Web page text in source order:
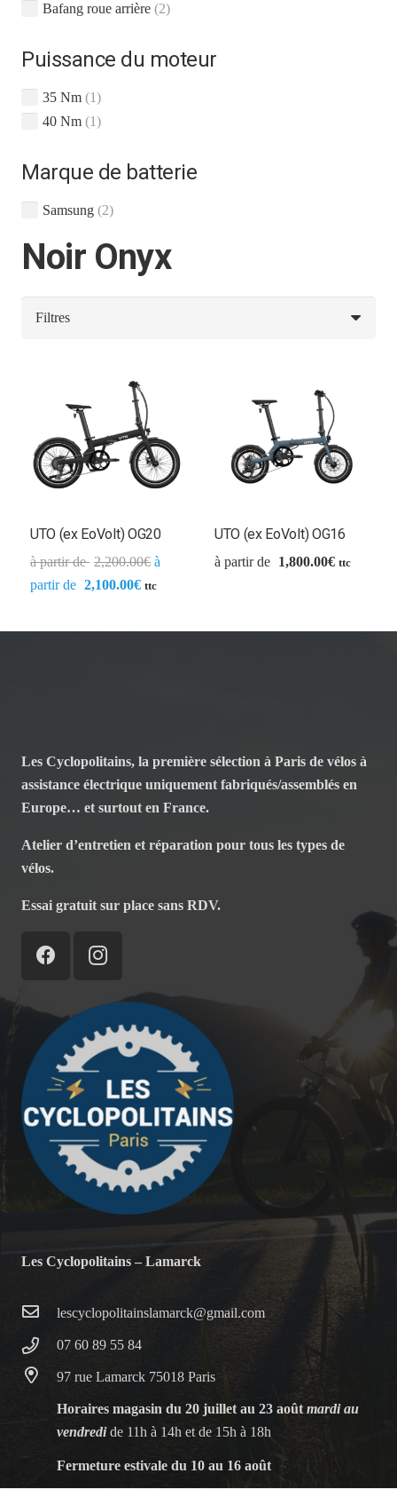
Noir Onyx
UTO (ex EoVolt) OG20
2,200.00€
2,100.00€ ttc
UTO (ex EoVolt) OG16
1,800.00€ ttc
Bafang roue arrière (2)
Puissance du moteur
35 Nm (1)
40 Nm (1)
Marque de batterie
Samsung (2)
Les Cyclopolitains, la première sélection à Paris de vélos à
assistance électrique uniquement fabriqués/assemblés en
Europe… et surtout en France.
Atelier d’entretien et réparation pour tous les types de
vélos.
Essai gratuit sur place sans RDV.
Les Cyclopolitains – Lamarck
lescyclopolitainslamarck@gmail.com
07 60 89 55 84
97 rue Lamarck 75018 Paris
Horaires magasin du 20 juillet au 23 août mardi au
vendredide 11h à 14h et de 15h à 18h
Fermeture estivale du 10 au 16 août